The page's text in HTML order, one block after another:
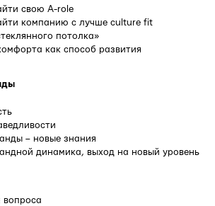
свою A-role
компанию с лучше culture fit
потолка»
как способ развития
– новые знания
динамика, выход на новый уровень
вопроса